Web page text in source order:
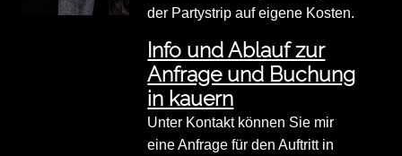
der Partystrip auf eigene Kosten.
Info und Ablauf zur
Anfrage und Buchung
in kauern
Unter Kontakt können Sie mir
eine Anfrage für den Auftritt in